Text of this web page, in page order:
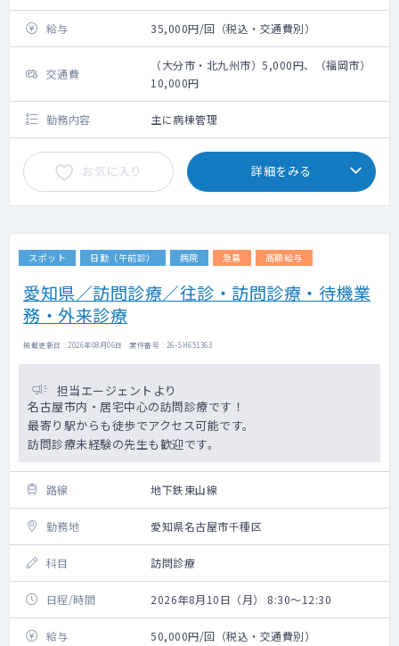
給与 35,000円/回（税込・交通費別）
交通費
（大分市・北九州市）5,000円、（福岡市）
10,000円
勤務内容 主に病棟管理
お気に入り 詳細をみる
スポット 日勤（午前診） 病院 急募 高額給与
愛知県／訪問診療／往診・訪問診療・待機業
務・外来診療
掲載更新日 : 2026年08月06日 案件番号 : 26-SH651363
担当エージェントより
名古屋市内・居宅中心の訪問診療です！
最寄り駅からも徒歩でアクセス可能です。
訪問診療未経験の先生も歓迎です。
路線 地下鉄東山線
勤務地 愛知県名古屋市千種区
科目 訪問診療
日程/時間 2026年8月10日（月） 8:30～12:30
給与 50,000円/回（税込・交通費別）